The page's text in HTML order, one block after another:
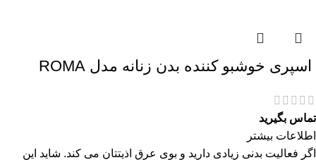
اسپری خوشبو کننده بدن زنانه مدل ROMA
تماس بگیرید
اطلاعات بیشتر
اگر فعالیت بدنی زیادی دارید و بوی عرق اذیتتان می کند. شاید این